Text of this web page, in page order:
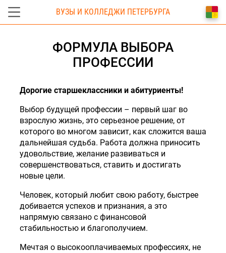
ВУЗЫ И КОЛЛЕДЖИ ПЕТЕРБУРГА
ФОРМУЛА ВЫБОРА
ПРОФЕССИИ
Дорогие старшеклассники и абитуриенты!
Выбор будущей профессии – первый шаг во
взрослую жизнь, это серьезное решение, от
которого во многом зависит, как сложится ваша
дальнейшая судьба. Работа должна приносить
удовольствие, желание развиваться и
совершенствоваться, ставить и достигать
новые цели.
Человек, который любит свою работу, быстрее
добивается успехов и признания, а это
напрямую связано с финансовой
стабильностью и благополучием.
Мечтая о высокооплачиваемых профессиях, не